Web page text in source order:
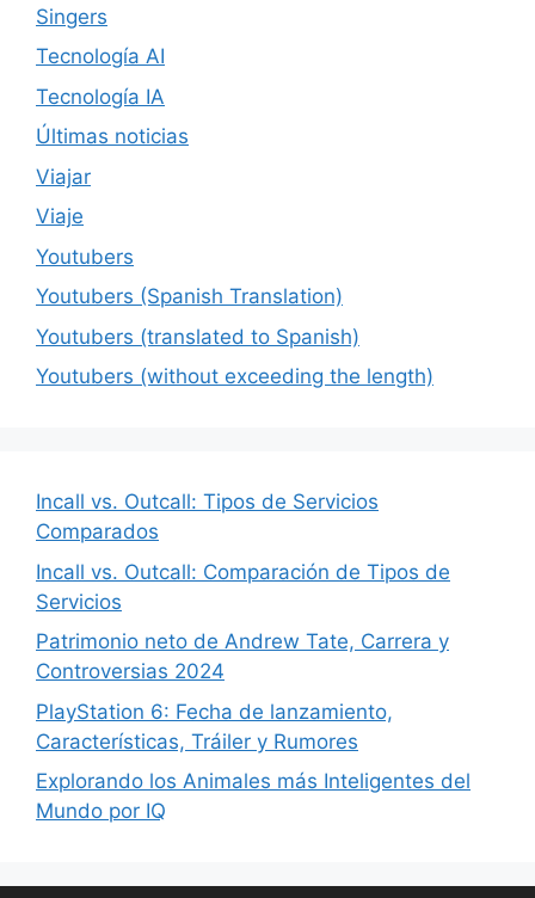
Singers
Tecnología AI
Tecnología IA
Últimas noticias
Viajar
Viaje
Youtubers
Youtubers (Spanish Translation)
Youtubers (translated to Spanish)
Youtubers (without exceeding the length)
Incall vs. Outcall: Tipos de Servicios
Comparados
Incall vs. Outcall: Comparación de Tipos de
Servicios
Patrimonio neto de Andrew Tate, Carrera y
Controversias 2024
PlayStation 6: Fecha de lanzamiento,
Características, Tráiler y Rumores
Explorando los Animales más Inteligentes del
Mundo por IQ